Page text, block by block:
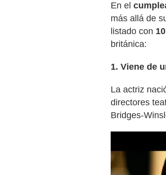
En el
más allá de
listado con
británica:
1. Viene de
La actriz
directores
Bridges-